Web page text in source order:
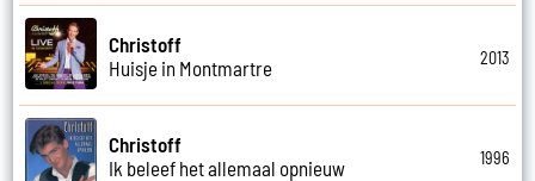
Christoff
Huisje in Montmartre
2013
Christoff
Ik beleef het allemaal opnieuw
1996